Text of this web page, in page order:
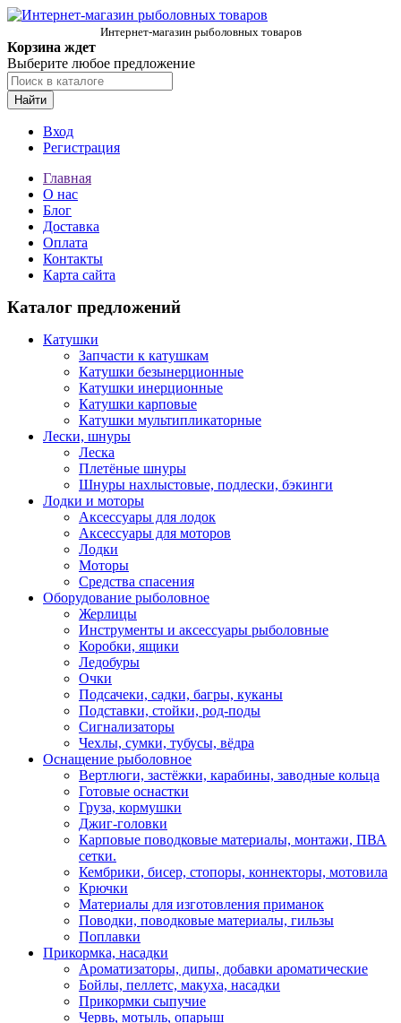
Интернет-магазин рыболовных товаров
Корзина ждет
Выберите любое предложение
Найти
Вход
Регистрация
Главная
О нас
Блог
Доставка
Оплата
Контакты
Карта сайта
Каталог предложений
Катушки
Запчасти к катушкам
Катушки безынерционные
Катушки инерционные
Катушки карповые
Катушки мультипликаторные
Лески, шнуры
Леска
Плетёные шнуры
Шнуры нахлыстовые, подлески, бэкинги
Лодки и моторы
Аксессуары для лодок
Аксессуары для моторов
Лодки
Моторы
Средства спасения
Оборудование рыболовное
Жерлицы
Инструменты и аксессуары рыболовные
Коробки, ящики
Ледобуры
Очки
Подсачеки, садки, багры, куканы
Подставки, стойки, род-поды
Сигнализаторы
Чехлы, сумки, тубусы, вёдра
Оснащение рыболовное
Вертлюги, застёжки, карабины, заводные кольца
Готовые оснастки
Груза, кормушки
Джиг-головки
Карповые поводковые материалы, монтажи, ПВА
сетки.
Кембрики, бисер, стопоры, коннекторы, мотовила
Крючки
Материалы для изготовления приманок
Поводки, поводковые материалы, гильзы
Поплавки
Прикормка, насадки
Ароматизаторы, дипы, добавки ароматические
Бойлы, пеллетс, макуха, насадки
Прикормки сыпучие
Червь, мотыль, опарыш